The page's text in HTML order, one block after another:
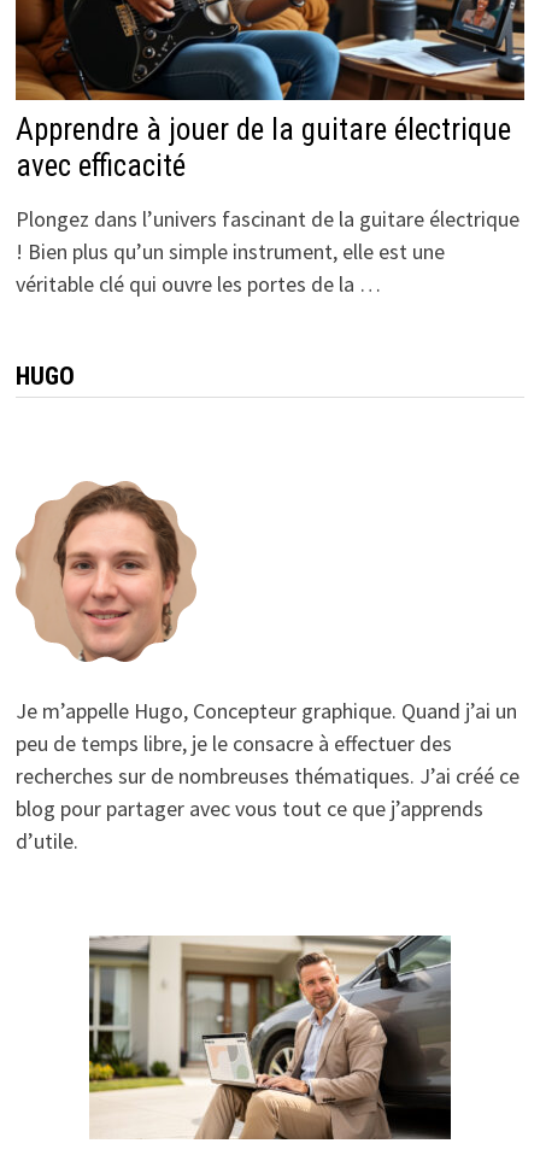
Apprendre à jouer de la guitare électrique
avec efficacité
Plongez dans l’univers fascinant de la guitare électrique
! Bien plus qu’un simple instrument, elle est une
véritable clé qui ouvre les portes de la …
HUGO
Je m’appelle Hugo, Concepteur graphique. Quand j’ai un
peu de temps libre, je le consacre à effectuer des
recherches sur de nombreuses thématiques. J’ai créé ce
blog pour partager avec vous tout ce que j’apprends
d’utile.